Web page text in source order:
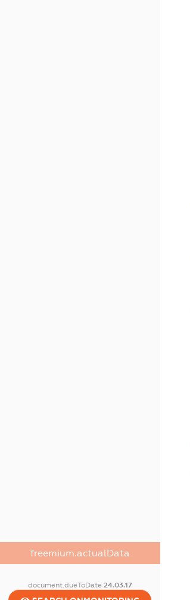
freemium.actualData
document.dueToDate 24.03.17